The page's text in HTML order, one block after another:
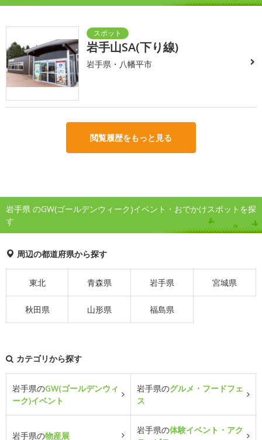
岩手山SA(下り線)
岩手県・八幡平市
閲覧履歴をもっと見る
岩手県 のGW(ゴールデンウィーク)イベント・おでかけスポットを探
す
周辺の都道府県から探す
東北 青森県 岩手県 宮城県
秋田県 山形県 福島県
カテゴリから探す
岩手県のGW(ゴールデンウィ
ーク)イベント
岩手県のグルメ・フードフェ
ス
岩手県の物産展
岩手県の体験イベント・アク